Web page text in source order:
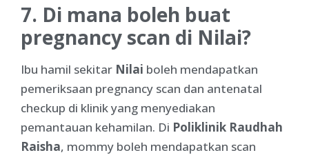
7. Di mana boleh buat
pregnancy scan di Nilai?
Ibu hamil sekitar Nilai boleh mendapatkan
pemeriksaan pregnancy scan dan antenatal
checkup di klinik yang menyediakan
pemantauan kehamilan. Di Poliklinik Raudhah
Raisha, mommy boleh mendapatkan scan